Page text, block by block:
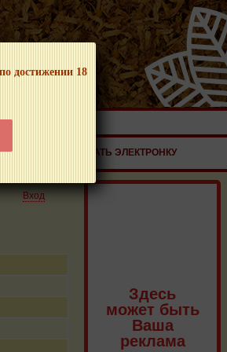
достижении 18
ПРОДУКЦИИ!
ЗАКАЗАТЬ ЭЛЕКТРОНКУ
Вход
Здесь
может быть
Ваша
реклама